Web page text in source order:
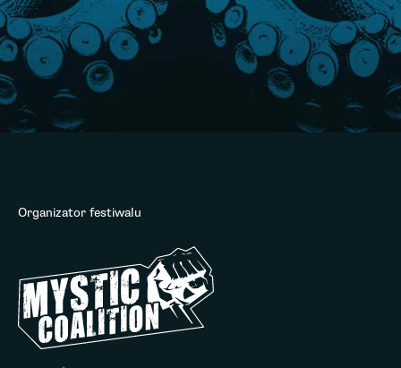
Organizator festiwalu